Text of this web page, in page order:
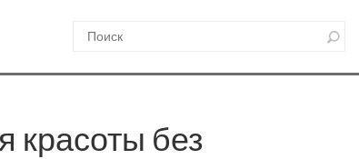
красоты без